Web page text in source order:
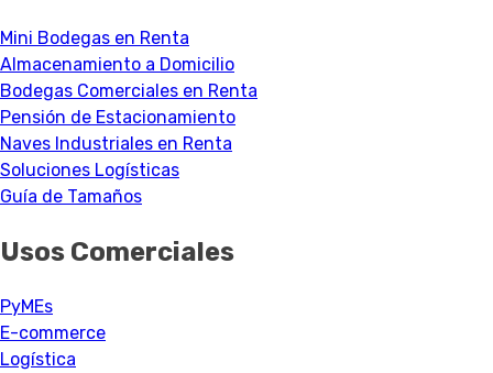
Mini Bodegas en Renta
Almacenamiento a Domicilio
Bodegas Comerciales en Renta
Pensión de Estacionamiento
Naves Industriales en Renta
Soluciones Logísticas
Guía de Tamaños
Usos Comerciales
PyMEs
E-commerce
Logística